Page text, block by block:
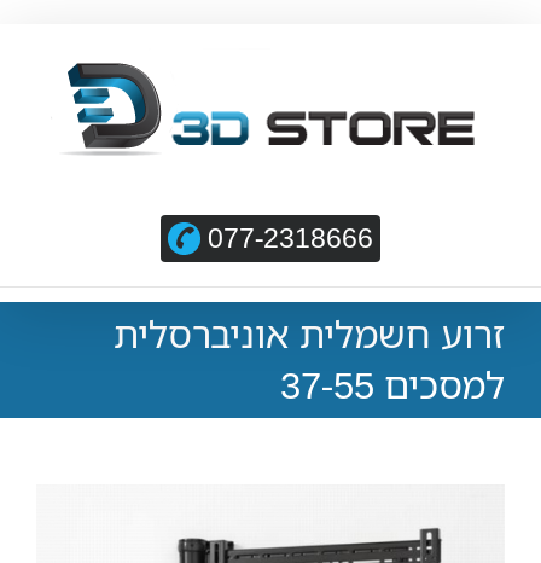
077-2318666
זרוע חשמלית אוניברסלית
למסכים 37-55